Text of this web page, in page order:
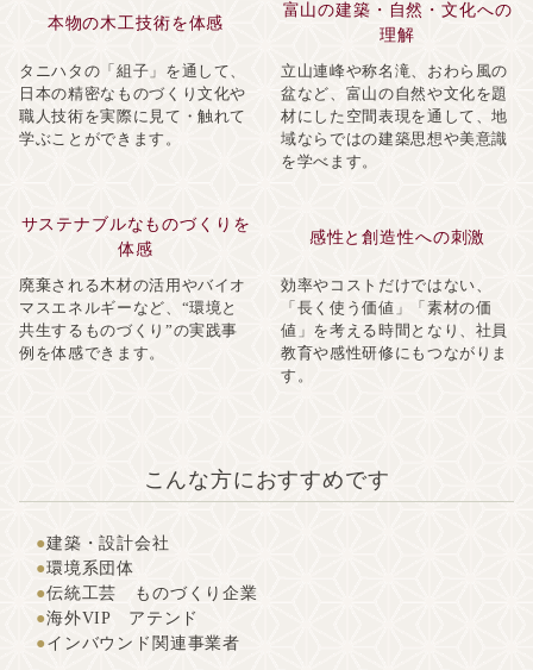
本物の木工技術を体感
タニハタの「組子」を通して、
日本の精密なものづくり文化や
職人技術を実際に見て・触れて
学ぶことができます。
富山の建築・自然・文化への
理解
立山連峰や称名滝、おわら風の
盆など、富山の自然や文化を題
材にした空間表現を通して、地
域ならではの建築思想や美意識
を学べます。
サステナブルなものづくりを
体感
廃棄される木材の活用やバイオ
マスエネルギーなど、“環境と
共生するものづくり”の実践事
例を体感できます。
感性と創造性への刺激
効率やコストだけではない、
「長く使う価値」「素材の価
値」を考える時間となり、社員
教育や感性研修にもつながりま
す。
こんな方におすすめです
建築・設計会社
環境系団体
伝統工芸 ものづくり企業
海外VIP アテンド
インバウンド関連事業者